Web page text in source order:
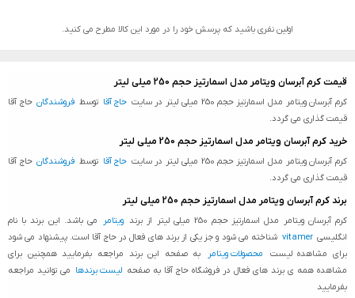
اولین نفری باشید که پرسش خود را در مورد این کالا مطرح می کنید.
قیمت کرم آبرسان ویتامر مدل اسمارتیز حجم 250 میلی لیتر
کرم آبرسان ویتامر مدل اسمارتیز حجم 250 میلی لیتر در سایت حاج آقا توسط فروشندگان حاج آقا
قیمت گذاری می گردد.
خرید کرم آبرسان ویتامر مدل اسمارتیز حجم 250 میلی لیتر
کرم آبرسان ویتامر مدل اسمارتیز حجم 250 میلی لیتر در سایت حاج آقا توسط فروشندگان حاج آقا
قیمت گذاری می گردد.
برند کرم آبرسان ویتامر مدل اسمارتیز حجم 250 میلی لیتر
کرم آبرسان ویتامر مدل اسمارتیز حجم 250 میلی لیتر از برند ویتامر
می باشد. این برند با نام
انگلیسی vitamer شناخته می شود و جز یکی از برند های فعال در حاج آقا است. پیشنهاد می شود
برای مشاهده لیست
محصولات ویتامر
به صفحه این برند مراجعه بفرمایید همچنین برای
مشاهده همه ی برند های فعال در فروشگاه حاج آقا به صفحه لیست برندها می توانید مراجعه
بفرمایید